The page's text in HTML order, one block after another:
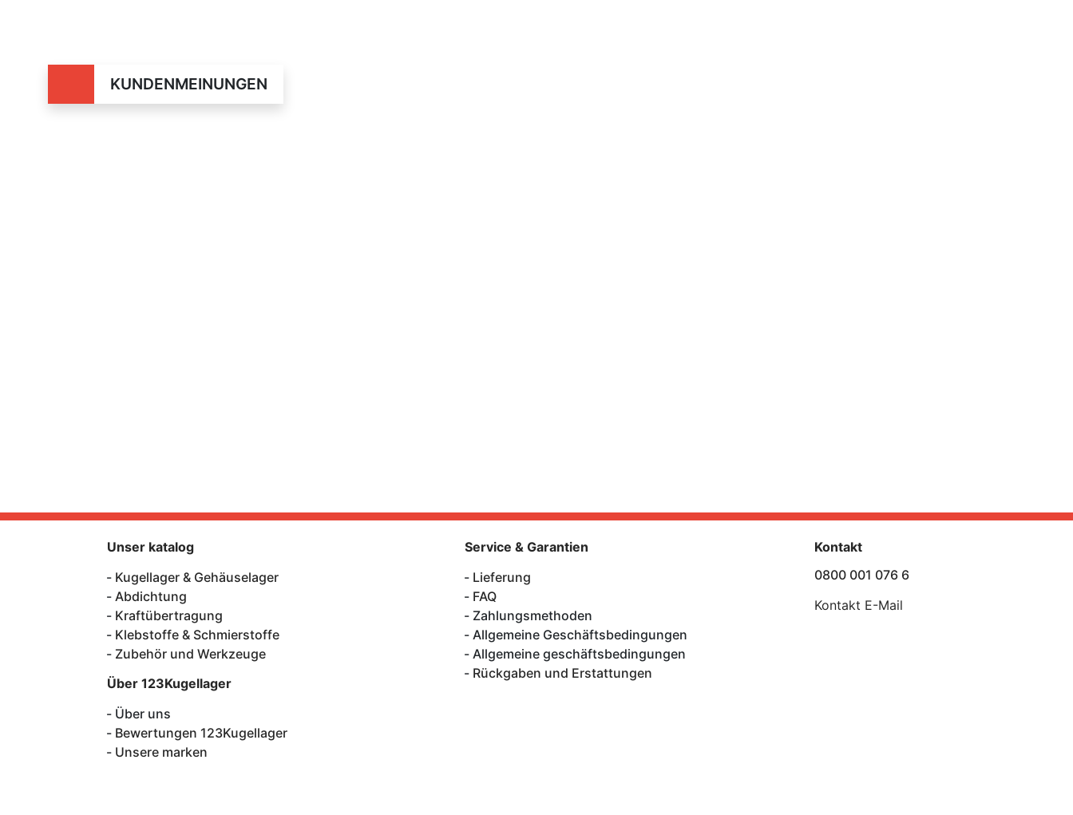
KUNDENMEINUNGEN
Unser katalog
Kugellager & Gehäuselager
Abdichtung
Kraftübertragung
Klebstoffe & Schmierstoffe
Zubehör und Werkzeuge
Über 123Kugellager
Über uns
Bewertungen 123Kugellager
Unsere marken
Service & Garantien
Lieferung
FAQ
Zahlungsmethoden
Allgemeine Geschäftsbedingungen
Allgemeine geschäftsbedingungen
Rückgaben und Erstattungen
Kontakt
0800 001 076 6
Kontakt E-Mail